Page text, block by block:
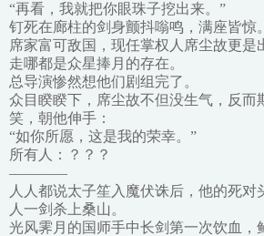
“再看，我就把你眼珠子挖出来。”
钉死在廊柱的剑身颤抖嗡鸣，满座皆惊。
席家富可敌国，现任掌权人席尘故更是
走哪都是众星捧月的存在。
总导演惨然想他们剧组完了。
众目睽睽下，席尘故不但没生气，反而
笑，朝他伸手：
“如你所愿，这是我的荣幸。”
所有人：？？？
————
人人都说太子笙入魔伏诛后，他的死对
人一剑杀上桑山。
光风霁月的国师手中长剑第一次饮血，